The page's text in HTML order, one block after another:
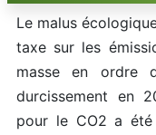
Le malus
taxe sur les
masse en ordre
durcissement en
pour le CO2 a été